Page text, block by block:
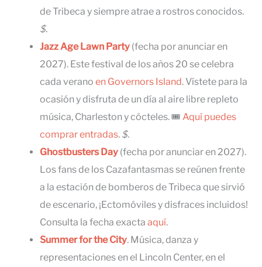
de Tribeca y siempre atrae a rostros conocidos.
$.
Jazz Age Lawn Party (fecha por anunciar en
2027). Este festival de los años 20 se celebra
cada verano en Governors Island. Vístete para la
ocasión y disfruta de un día al aire libre repleto
música, Charleston y cócteles. 🎟 Aquí puedes
comprar entradas. $.
Ghostbusters Day (fecha por anunciar en 2027).
Los fans de los Cazafantasmas se reúnen frente
a la estación de bomberos de Tribeca que sirvió
de escenario, ¡Ectomóviles y disfraces incluidos!
Consulta la fecha exacta aquí.
Summer for the City. Música, danza y
representaciones en el Lincoln Center, en el